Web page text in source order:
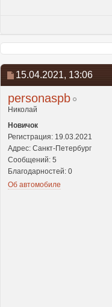
15.04.2021, 13:06
personaspb
Николай
Новичок
Регистрация: 19.03.2021
Адрес: Санкт-Петербург
Сообщений: 5
Благодарностей: 0
Об автомобиле